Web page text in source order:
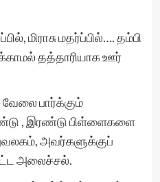
மிராசு மதர்ப்பில்…. தம்பி
தத்தாரியாக ஊர்
பார்க்கும்
, இரண்டு பிள்ளைகளை
அவர்களுக்குப்
அலைச்சல்.